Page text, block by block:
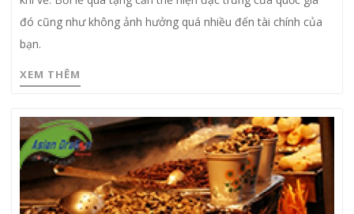
đó cũng như không ảnh hưởng quá nhiều đến tài chính của
bạn.
XEM THÊM